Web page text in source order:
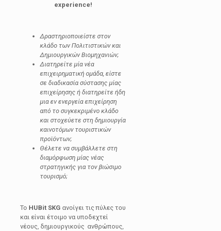
experience!
Δραστηριοποιείστε στον
κλάδο των Πολιτιστικών και
Δημιουργικών Βιομηχανιών;
Διατηρείτε μία νέα
επιχειρηματική ομάδα, είστε
σε διαδικασία σύστασης μίας
επιχείρησης ή διατηρείτε ήδη
μια εν ενεργεία επιχείρηση
από το συγκεκριμένο κλάδο
και στοχεύετε στη δημιουργία
καινοτόμων τουριστικών
προϊόντων;
Θέλετε να συμβάλλετε στη
διαμόρφωση μίας νέας
στρατηγικής για τον βιώσιμο
τουρισμό;
Το HUBit SKG ανοίγει τις πύλες του
και είναι έτοιμο να υποδεχτεί
νέους, δημιουργικούς ανθρώπους,